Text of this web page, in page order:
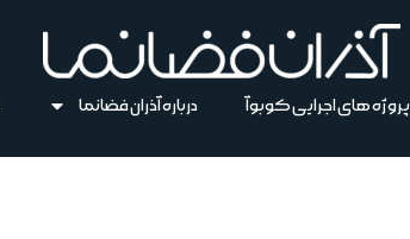
پروژه های اجرایی کوبوآ درباره آذران فضانما